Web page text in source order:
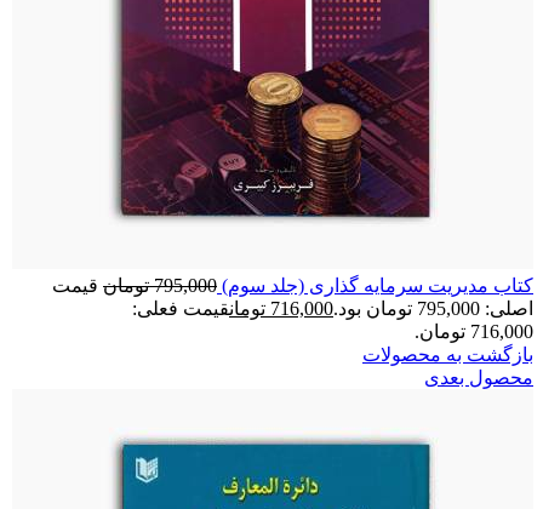
کتاب مدیریت سرمایه گذاری (جلد سوم) 795,000 تومان قیمت
اصلی: 795,000 تومان بود.
716,000 تومانقیمت فعلی:
716,000 تومان.
بازگشت به محصولات
محصول بعدی